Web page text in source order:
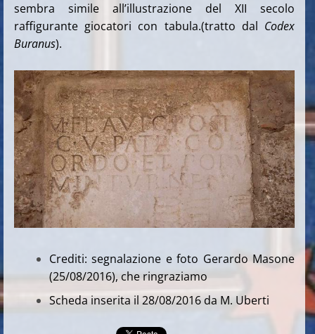
sembra simile all’illustrazione del XII secolo
raffigurante giocatori con tabula.(tratto dal Codex
Buranus).
Crediti: segnalazione e foto Gerardo Masone
(25/08/2016), che ringraziamo
Scheda inserita il 28/08/2016 da M. Uberti